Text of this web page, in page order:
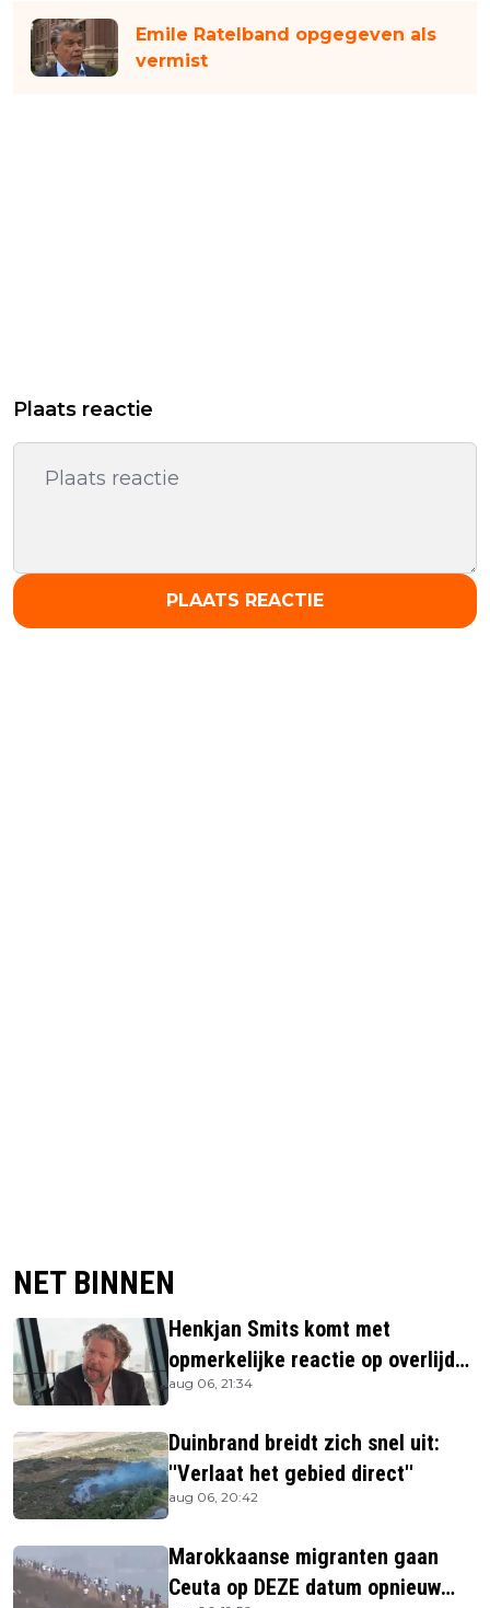
Emile Ratelband opgegeven als
vermist
Plaats reactie
PLAATS REACTIE
NET BINNEN
Henkjan Smits komt met
opmerkelijke reactie op overlijden
Jerney Kaagman
aug 06, 21:34
Duinbrand breidt zich snel uit:
''Verlaat het gebied direct''
aug 06, 20:42
Marokkaanse migranten gaan
Ceuta op DEZE datum opnieuw